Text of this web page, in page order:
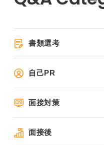
書類選考
自己PR
面接対策
面接後